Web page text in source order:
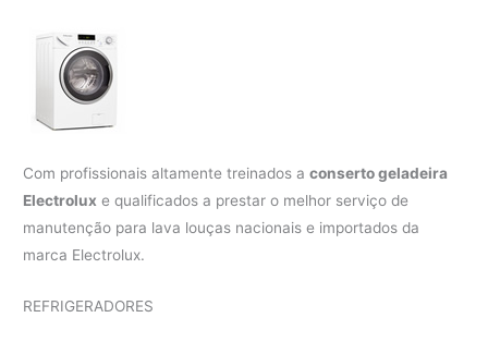
Com profissionais altamente treinados aconserto geladeira
Electrolux e qualificados a prestar o melhor serviço de
manutenção para lava louças nacionais e importados da
marca Electrolux.
REFRIGERADORES